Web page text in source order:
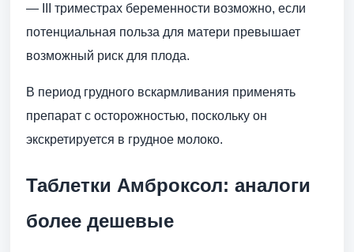
— III триместрах беременности возможно, если
потенциальная польза для матери превышает
возможный риск для плода.
В период грудного вскармливания применять
препарат с осторожностью, поскольку он
экскретируется в грудное молоко.
Таблетки Амброксол: аналоги
более дешевые